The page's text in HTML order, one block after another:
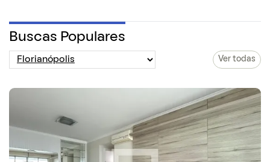
Buscas Populares
Ver todas